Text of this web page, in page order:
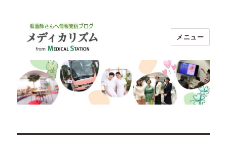
ブログ メディカリズム｜看護師のお
仕事探し【メディカルステーション】
メニュー